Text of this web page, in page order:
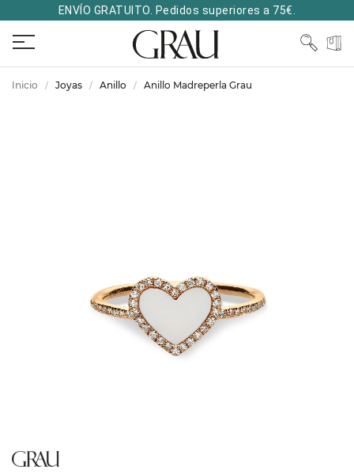
ENVÍO GRATUITO. Pedidos superiores a 75€.
Inicio Joyas Anillo Anillo Madreperla Grau